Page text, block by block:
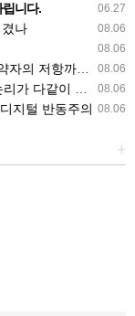
06.27
니다.
08.06
나
08.06
08.06
도 훔쳐간 자들
08.06
이 망할 트롤..
08.06
지털 반동주의
+